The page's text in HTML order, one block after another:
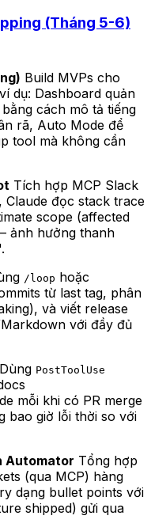
(Tháng 5-6)
Build MVPs cho
dụ: Dashboard quản
cách mô tả tiếng
rã, Auto Mode để
tool mà không cần
Tích hợp MCP Slack
Claude đọc stack trace
scope (affected
ảnh hưởng thanh
/loop hoặc
từ last tag, phân
và viết release
với đầy đủ
Dùng PostToolUse
mỗi khi có PR merge
bao giờ lỗi thời so với
Automator Tổng hợp
(qua MCP) hàng
dạng bullet points với
shipped) gửi qua